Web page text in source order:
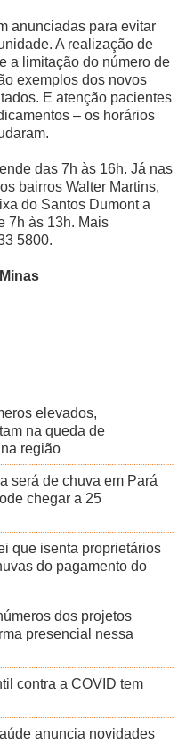
anunciadas para evitar
A realização de
a limitação do número de
exemplos dos novos
E atenção pacientes
– os horários
das 7h às 16h. Já nas
bairros Walter Martins,
do Santos Dumont a
7h às 13h. Mais
5800.
elevados,
na queda de
região
será de chuva em Pará
chegar a 25
que isenta proprietários
do pagamento do
dos projetos
presencial nessa
contra a COVID tem
anuncia novidades